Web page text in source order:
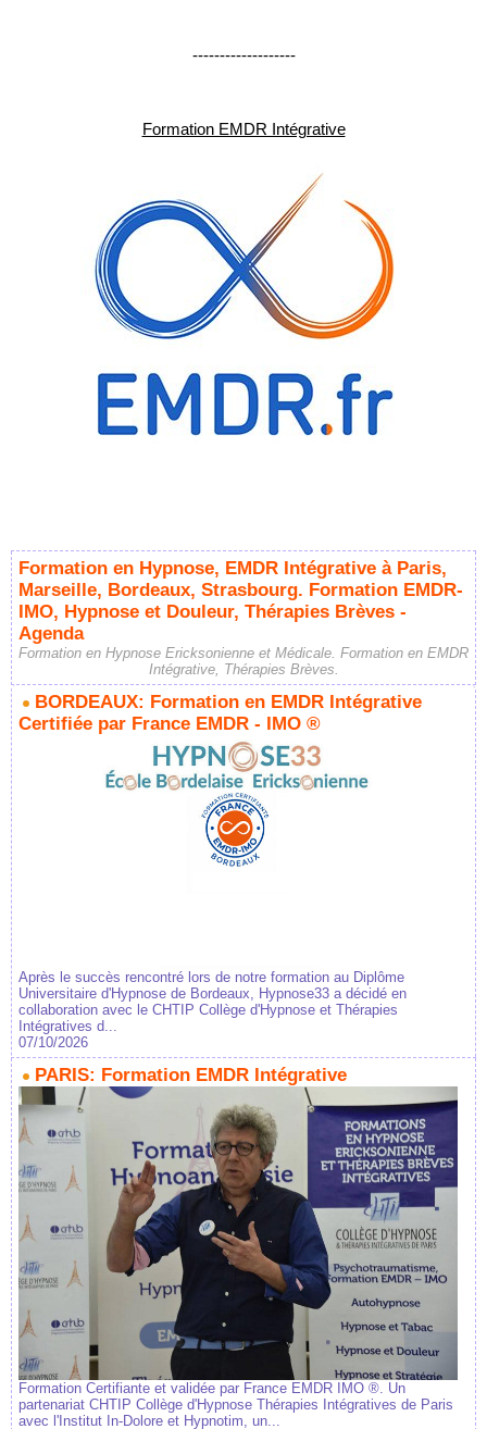
-------------------
Formation EMDR Intégrative
Formation en Hypnose, EMDR Intégrative à Paris,
Marseille, Bordeaux, Strasbourg. Formation EMDR-
IMO, Hypnose et Douleur, Thérapies Brèves -
Agenda
Formation en Hypnose Ericksonienne et Médicale. Formation en EMDR
Intégrative, Thérapies Brèves.
BORDEAUX: Formation en EMDR Intégrative
Certifiée par France EMDR - IMO ®
Après le succès rencontré lors de notre formation au Diplôme
Universitaire d'Hypnose de Bordeaux, Hypnose33 a décidé en
collaboration avec le CHTIP Collège d'Hypnose et Thérapies
Intégratives d...
07/10/2026
PARIS: Formation EMDR Intégrative
Formation Certifiante et validée par France EMDR IMO ®. Un
partenariat CHTIP Collège d'Hypnose Thérapies Intégratives de Paris
avec l'Institut In-Dolore et Hypnotim, un...